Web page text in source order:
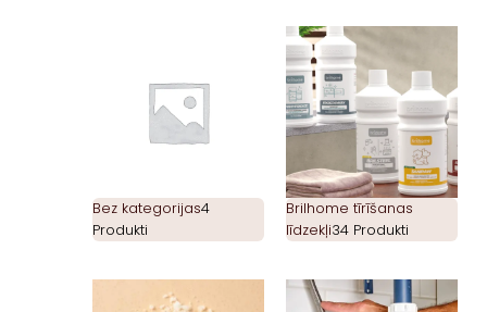
Bez kategorijas4
Produkti
Brilhome tīrīšanas
līdzekļi34 Produkti